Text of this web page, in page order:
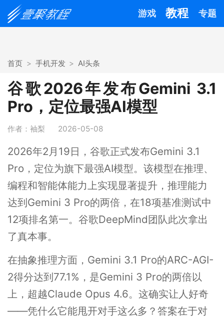
游戏 教程 专题
首页 手机开发 AI头条
谷歌2026年发布Gemini 3.1
Pro，定位最强AI模型
作者：袖梨 2026-05-08
2026年2月19日，谷歌正式发布Gemini 3.1
Pro，定位为旗下最强AI模型。该模型在推理、
编程和智能体能力上实现显著提升，推理能力
达到Gemini 3 Pro的两倍，在18项基准测试中
12项排名第一。谷歌DeepMind团队此次拿出
了真本事。
在抽象推理方面，Gemini 3.1 Pro的ARC-AGI-
2得分达到77.1%，是Gemini 3 Pro的两倍以
上，超越Claude Opus 4.6。这确实让人好奇
——凭什么它能甩开对手这么多？答案在于对